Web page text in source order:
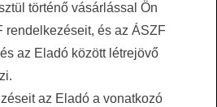
történő vásárlással Ön
rendelkezéseit, és az ÁSZF
az Eladó között létrejövő
az Eladó a vonatkozó